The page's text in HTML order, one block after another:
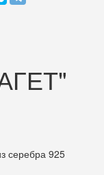
серебра 925